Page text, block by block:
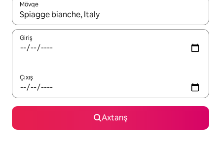
Mövqe
Nəticələr varsa, yuxarı və aşağı ox düymələri ilə naviqasiya
Giriş
Çıxış
Axtarış